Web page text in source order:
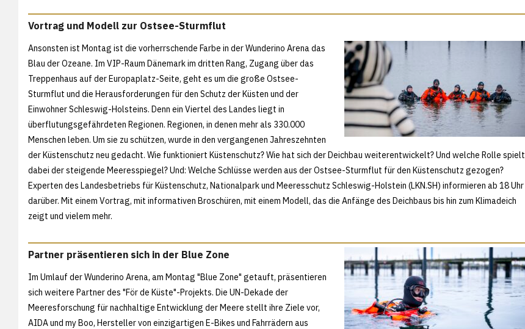
Vortrag und Modell zur Ostsee-Sturmflut
Ansonsten ist Montag ist die vorherrschende Farbe in der Wunderino Arena das
Blau der Ozeane. Im VIP-Raum Dänemark im dritten Rang, Zugang über das
Treppenhaus auf der Europaplatz-Seite, geht es um die große Ostsee-
Sturmflut und die Herausforderungen für den Schutz der Küsten und der
Einwohner Schleswig-Holsteins. Denn ein Viertel des Landes liegt in
überflutungsgefährdeten Regionen. Regionen, in denen mehr als 330.000
Menschen leben. Um sie zu schützen, wurde in den vergangenen Jahreszehnten
der Küstenschutz neu gedacht. Wie funktioniert Küstenschutz? Wie hat sich der Deichbau weiterentwickelt? Und welche Rolle spielt
dabei der steigende Meeresspiegel? Und: Welche Schlüsse werden aus der Ostsee-Sturmflut für den Küstenschutz gezogen?
Experten des Landesbetriebs für Küstenschutz, Nationalpark und Meeresschutz Schleswig-Holstein (LKN.SH) informieren ab 18 Uhr
darüber. Mit einem Vortrag, mit informativen Broschüren, mit einem Modell, das die Anfänge des Deichbaus bis hin zum Klimadeich
zeigt und vielem mehr.
Partner präsentieren sich in der Blue Zone
Im Umlauf der Wunderino Arena, am Montag "Blue Zone" getauft, präsentieren
sich weitere Partner des "För de Küste"-Projekts. Die UN-Dekade der
Meeresforschung für nachhaltige Entwicklung der Meere stellt ihre Ziele vor,
AIDA und my Boo, Hersteller von einzigartigen E-Bikes und Fahrrädern aus